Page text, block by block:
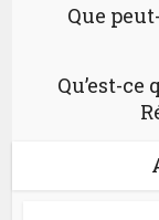
Que
Qu’est-